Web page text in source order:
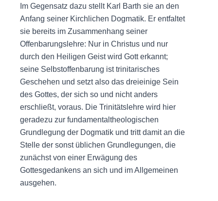
Im Gegensatz dazu stellt Karl Barth sie an den
Anfang seiner Kirchlichen Dogmatik. Er entfaltet
sie bereits im Zusammenhang seiner
Offenbarungslehre: Nur in Christus und nur
durch den Heiligen Geist wird Gott erkannt;
seine Selbstoffenbarung ist trinitarisches
Geschehen und setzt also das dreieinige Sein
des Gottes, der sich so und nicht anders
erschließt, voraus. Die Trinitätslehre wird hier
geradezu zur fundamentaltheologischen
Grundlegung der Dogmatik und tritt damit an die
Stelle der sonst üblichen Grundlegungen, die
zunächst von einer Erwägung des
Gottesgedankens an sich und im Allgemeinen
ausgehen.